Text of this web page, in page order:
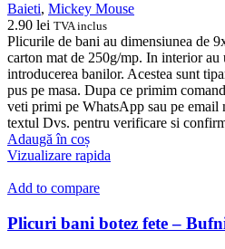
Baieti, Mickey Mouse
2.90 lei TVA inclus
Plicurile de bani au dimensiunea de
carton mat de 250g/mp. In interior au
introducerea banilor. Acestea sunt
pus pe masa. Dupa ce primim
veti primi pe WhatsApp sau pe email
textul Dvs. pentru verificare si
Adaugă în coș
Vizualizare rapida
Add to compare
Plicuri bani botez fete –